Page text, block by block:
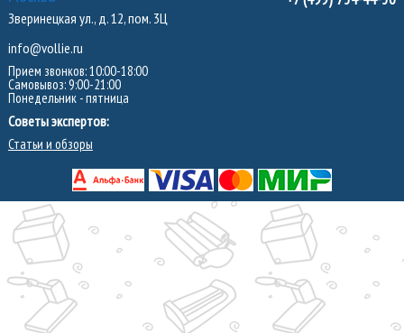
Зверинецкая ул., д. 12, пом. 3Ц
info@vollie.ru
Прием звонков: 10:00-18:00
Самовывоз: 9:00-21:00
Понедельник - пятница
Советы экспертов:
Статьи и обзоры